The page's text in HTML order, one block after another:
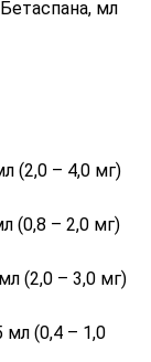
мл
– 4,0 мг)
– 2,0 мг)
– 3,0 мг)
(0,4 – 1,0